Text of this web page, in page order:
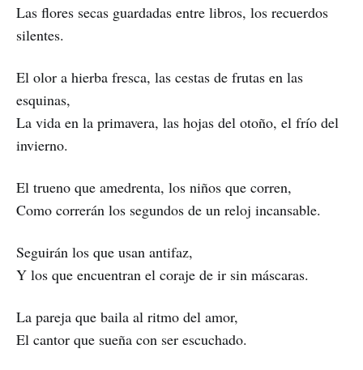
Las flores secas guardadas entre libros, los recuerdos
silentes.
El olor a hierba fresca, las cestas de frutas en las
esquinas,
La vida en la primavera, las hojas del otoño, el frío del
invierno.
El trueno que amedrenta, los niños que corren,
Como correrán los segundos de un reloj incansable.
Seguirán los que usan antifaz,
Y los que encuentran el coraje de ir sin máscaras.
La pareja que baila al ritmo del amor,
El cantor que sueña con ser escuchado.